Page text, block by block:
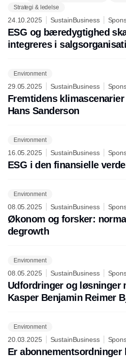
Strategi & ledelse
24.10.2025 SustainBusiness
ESG og bæredygtighed
integreres i
Environment
29.05.2025 SustainBusiness
Fremtidens klimascenarier
Hans Sanderson
Environment
16.05.2025 SustainBusiness
ESG i den finansielle
Environment
08.05.2025 SustainBusiness
Økonom og forsker:
degrowth
Environment
08.05.2025 SustainBusiness
Udfordringer og løsninger
Kasper Benjamin Reimer
Environment
20.03.2025 SustainBusiness
Er abonnementsordninger